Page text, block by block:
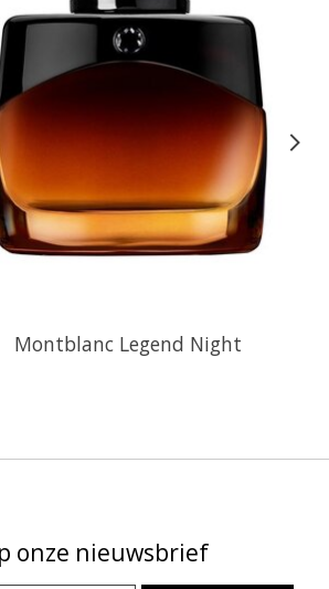
Montblanc Legend Night
onze nieuwsbrief